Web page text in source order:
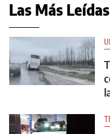
Las Más Leídas